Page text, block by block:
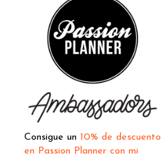
Consigue un 10% de descuento
en Passion Planner con mi